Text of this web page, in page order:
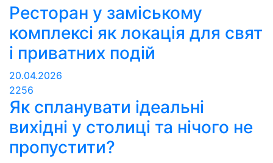
Ресторан у заміському
комплексі як локація для свят
і приватних подій
20.04.2026
2256
Як спланувати ідеальні
вихідні у столиці та нічого не
пропустити?